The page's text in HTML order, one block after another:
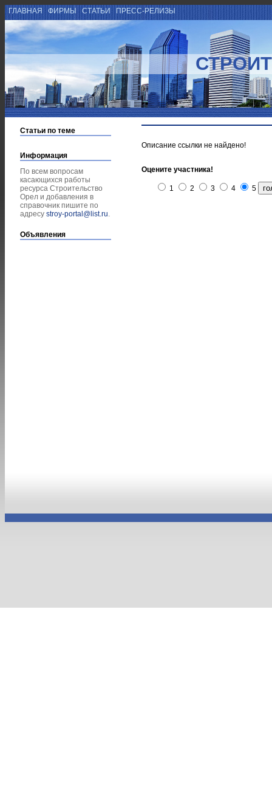
ГЛАВНАЯ ФИРМЫ СТАТЬИ ПРЕСС-РЕЛИЗЫ
Статьи по теме
Информация
По всем вопросам
касающихся работы
ресурса Строительство
Орел и добавления в
справочник пишите по
адресу stroy-portal@list.ru.
Объявления
Описание ссылки не найдено!
Оцените участника!
1 2 3 4 5